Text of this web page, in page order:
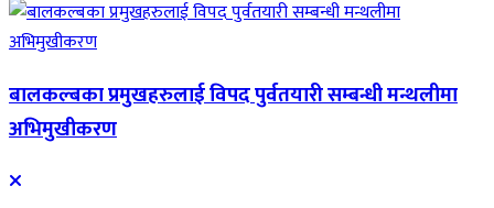
बालकल्बका प्रमुखहरुलाई विपद पुर्वतयारी सम्बन्धी मन्थलीमा
अभिमुखीकरण